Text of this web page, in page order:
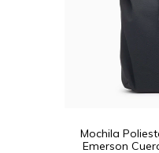
Mochila
Emerson